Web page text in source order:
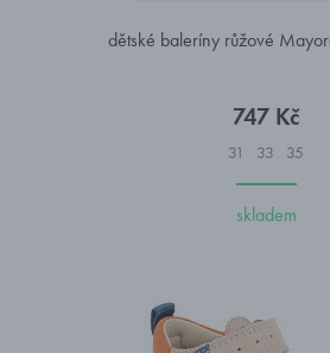
dětské baleríny růžové
747 Kč
31 33 35
skladem